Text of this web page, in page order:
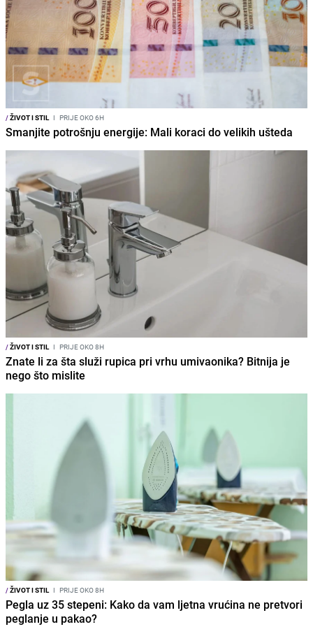
/ŽIVOT I STIL I PRIJE OKO 6H
Smanjite potrošnju energije: Mali koraci do velikih ušteda
/ŽIVOT I STIL I PRIJE OKO 8H
Znate li za šta služi rupica pri vrhu umivaonika? Bitnija je
nego što mislite
/ŽIVOT I STIL I PRIJE OKO 8H
Pegla uz 35 stepeni: Kako da vam ljetna vrućina ne pretvori
peglanje u pakao?